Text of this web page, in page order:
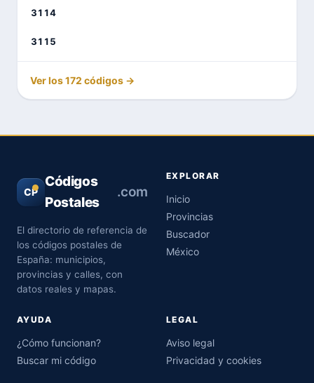
3114
3115
Ver los 172 códigos →
CP
Códigos
Postales
.com
El directorio de referencia de
los códigos postales de
España: municipios,
provincias y calles, con
datos reales y mapas.
EXPLORAR
Inicio
Provincias
Buscador
México
AYUDA
¿Cómo funcionan?
Buscar mi código
LEGAL
Aviso legal
Privacidad y cookies